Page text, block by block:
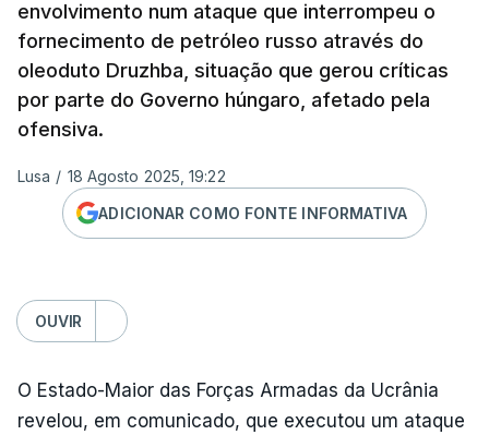
envolvimento num ataque que interrompeu o
fornecimento de petróleo russo através do
oleoduto Druzhba, situação que gerou críticas
por parte do Governo húngaro, afetado pela
ofensiva.
Lusa / 18 Agosto 2025, 19:22
ADICIONAR COMO FONTE INFORMATIVA
OUVIR
O Estado-Maior das Forças Armadas da Ucrânia
revelou, em comunicado, que executou um ataque